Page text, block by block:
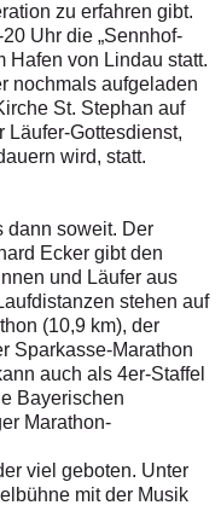
zu erfahren gibt.
Uhr die „Sennhof-
Hafen von Lindau statt.
nochmals aufgeladen
St. Stephan auf
Läufer-Gottesdienst,
wird, statt.
dann soweit. Der
Ecker gibt den
und Läufer aus
stehen auf
(10,9 km), der
Sparkasse-Marathon
auch als 4er-Staffel
Bayerischen
Marathon-
viel geboten. Unter
mit der Musik